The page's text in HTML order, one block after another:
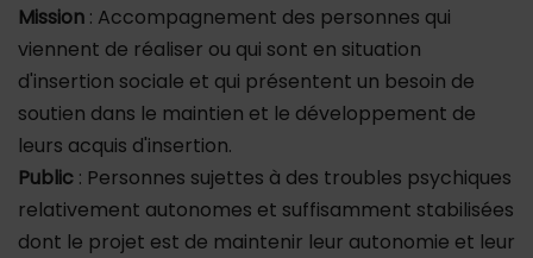
Mission : Accompagnement des personnes qui
viennent de réaliser ou qui sont en situation
d'insertion sociale et qui présentent un besoin de
soutien dans le maintien et le développement de
leurs acquis d'insertion.
Public : Personnes sujettes à des troubles psychiques
relativement autonomes et suffisamment stabilisées
dont le projet est de maintenir leur autonomie et leur